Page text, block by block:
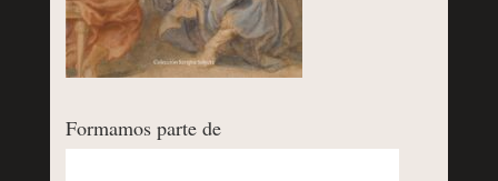
Formamos parte de